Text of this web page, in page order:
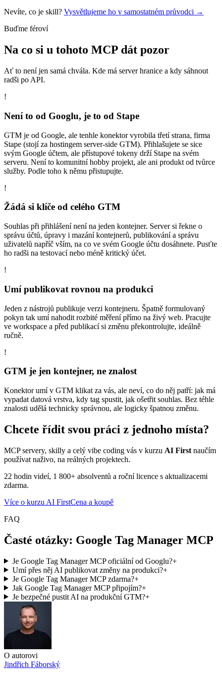
Nevíte, co je skill? Vysvětlujeme ho v samostatném průvodci →
Buďme féroví
Na co si u tohoto MCP dát pozor
Ať to není jen samá chvála. Kde má server hranice a kdy sáhnout
radši po API.
!
Není to od Googlu, je to od Stape
GTM je od Google, ale tenhle konektor vyrobila třetí strana, firma
Stape (stojí za hostingem server-side GTM). Přihlašujete se sice
svým Google účtem, ale přístupové tokeny drží Stape na svém
serveru. Není to komunitní hobby projekt, ale ani produkt od tvůrce
služby. Podle toho k němu přistupujte.
!
Žádá si klíče od celého GTM
Souhlas při přihlášení není na jeden kontejner. Server si řekne o
správu účtů, úpravy i mazání kontejnerů, publikování a správu
uživatelů napříč vším, na co ve svém Google účtu dosáhnete. Pusťte
ho radši na testovací nebo méně kritický účet.
!
Umí publikovat rovnou na produkci
Jeden z nástrojů publikuje verzi kontejneru. Špatně formulovaný
pokyn tak umí nahodit rozbité měření přímo na živý web. Pracujte
ve workspace a před publikací si změnu překontrolujte, ideálně
ručně.
!
GTM je jen kontejner, ne znalost
Konektor umí v GTM klikat za vás, ale neví, co do něj patří: jak má
vypadat datová vrstva, kdy tag spustit, jak ošetřit souhlas. Bez téhle
znalosti udělá technicky správnou, ale logicky špatnou změnu.
Chcete řídit svou práci z jednoho místa?
MCP servery, skilly a celý vibe coding vás v kurzu AI First naučím
používat naživo, na reálných projektech.
22 hodin videí, 1 800+ absolventů a roční licence s aktualizacemi
zdarma.
Více o kurzu AI FirstCena a koupě
FAQ
Časté otázky: Google Tag Manager MCP
Je Google Tag Manager MCP oficiální od Googlu?+
Umí přes něj AI publikovat změny na produkci?+
Je Google Tag Manager MCP zdarma?+
Jak Google Tag Manager MCP připojím?+
Je bezpečné pustit AI na produkční GTM?+
O autorovi
Jindřich Fáborský